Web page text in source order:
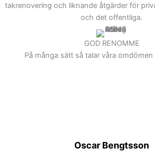
takrenovering och liknande åtgärder för
och det offentliga.
GOD RENOMME
På många sätt så talar våra